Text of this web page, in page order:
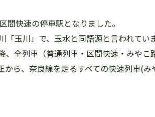
間快速の停車駅となりました。
玉川」で、玉水と同語源と言われていま
全列車（普通列車・区間快速・みやこ
から、奈良線を走るすべての快速列車(